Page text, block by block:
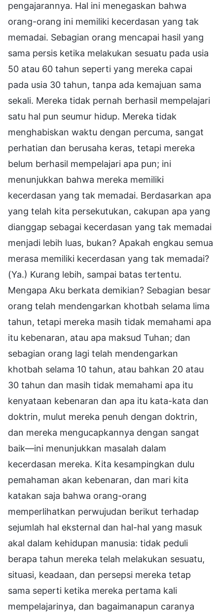
pengajarannya. Hal ini menegaskan bahwa
orang-orang ini memiliki kecerdasan yang tak
memadai. Sebagian orang mencapai hasil yang
sama persis ketika melakukan sesuatu pada usia
50 atau 60 tahun seperti yang mereka capai
pada usia 30 tahun, tanpa ada kemajuan sama
sekali. Mereka tidak pernah berhasil mempelajari
satu hal pun seumur hidup. Mereka tidak
menghabiskan waktu dengan percuma, sangat
perhatian dan berusaha keras, tetapi mereka
belum berhasil mempelajari apa pun; ini
menunjukkan bahwa mereka memiliki
kecerdasan yang tak memadai. Berdasarkan apa
yang telah kita persekutukan, cakupan apa yang
dianggap sebagai kecerdasan yang tak memadai
menjadi lebih luas, bukan? Apakah engkau semua
merasa memiliki kecerdasan yang tak memadai?
(Ya.) Kurang lebih, sampai batas tertentu.
Mengapa Aku berkata demikian? Sebagian besar
orang telah mendengarkan khotbah selama lima
tahun, tetapi mereka masih tidak memahami apa
itu kebenaran, atau apa maksud Tuhan; dan
sebagian orang lagi telah mendengarkan
khotbah selama 10 tahun, atau bahkan 20 atau
30 tahun dan masih tidak memahami apa itu
kenyataan kebenaran dan apa itu kata-kata dan
doktrin, mulut mereka penuh dengan doktrin,
dan mereka mengucapkannya dengan sangat
baik—ini menunjukkan masalah dalam
kecerdasan mereka. Kita kesampingkan dulu
pemahaman akan kebenaran, dan mari kita
katakan saja bahwa orang-orang
memperlihatkan perwujudan berikut terhadap
sejumlah hal eksternal dan hal-hal yang masuk
akal dalam kehidupan manusia: tidak peduli
berapa tahun mereka telah melakukan sesuatu,
situasi, keadaan, dan persepsi mereka tetap
sama seperti ketika mereka pertama kali
mempelajarinya, dan bagaimanapun caranya